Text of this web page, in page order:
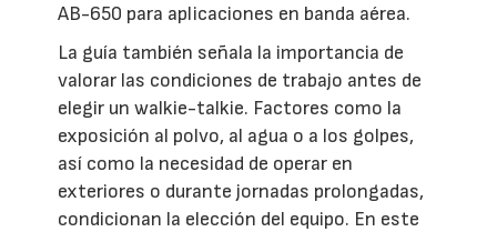
AB-650 para aplicaciones en banda aérea.
La guía también señala la importancia de
valorar las condiciones de trabajo antes de
elegir un walkie-talkie. Factores como la
exposición al polvo, al agua o a los golpes,
así como la necesidad de operar en
exteriores o durante jornadas prolongadas,
condicionan la elección del equipo. En este